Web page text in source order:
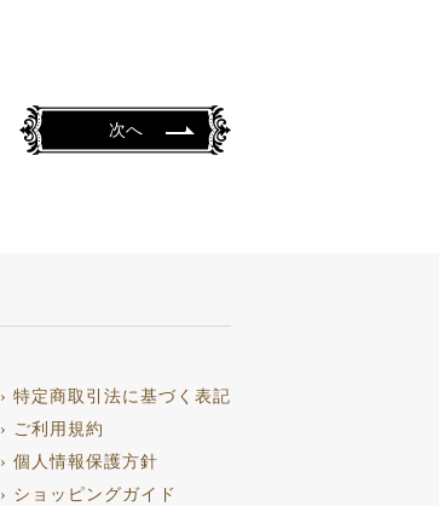
次へ
› 特定商取引法に基づく表記
› ご利用規約
› 個人情報保護方針
› ショッピングガイド